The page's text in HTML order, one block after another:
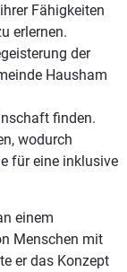
Fähigkeiten
erlernen.
der
Hausham
finden.
wodurch
für eine inklusive
einem
Menschen mit
er das Konzept